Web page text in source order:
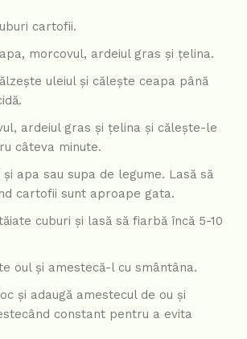
cartofii.
morcovul, ardeiul gras și țelina.
uleiul și călește ceapa până
ardeiul gras și țelina și călește-le
câteva minute.
apa sau supa de legume. Lasă să
cartofii sunt aproape gata.
cuburi și lasă să fiarbă încă 5-10
oul și amestecă-l cu smântâna.
și adaugă amestecul de ou și
constant pentru a evita